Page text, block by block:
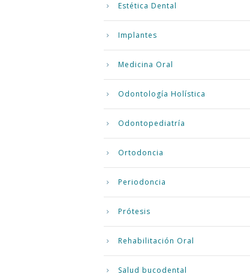
Estética Dental
Implantes
Medicina Oral
Odontología Holística
Odontopediatría
Ortodoncia
Periodoncia
Prótesis
Rehabilitación Oral
Salud bucodental